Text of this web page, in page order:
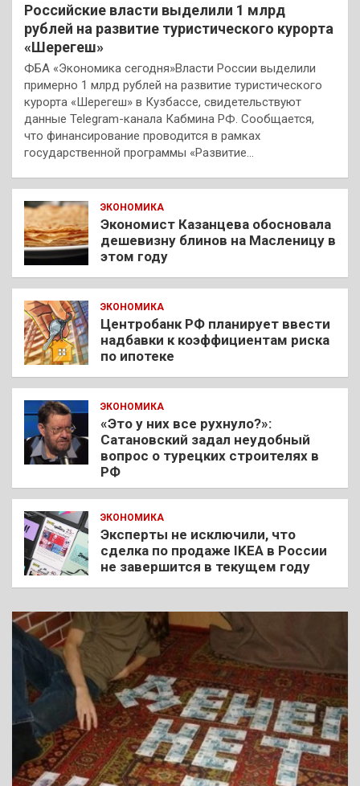
Российские власти выделили 1 млрд
рублей на развитие туристического курорта
«Шерегеш»
ФБА «Экономика сегодня»Власти России выделили
примерно 1 млрд рублей на развитие туристического
курорта «Шерегеш» в Кузбассе, свидетельствуют
данные Telegram-канала Кабмина РФ. Сообщается,
что финансирование проводится в рамках
государственной программы «Развитие…
ЭКОНОМИКА
Экономист Казанцева обосновала
дешевизну блинов на Масленицу в
этом году
ЭКОНОМИКА
Центробанк РФ планирует ввести
надбавки к коэффициентам риска
по ипотеке
ЭКОНОМИКА
«Это у них все рухнуло?»:
Сатановский задал неудобный
вопрос о турецких строителях в
РФ
ЭКОНОМИКА
Эксперты не исключили, что
сделка по продаже IKEA в России
не завершится в текущем году